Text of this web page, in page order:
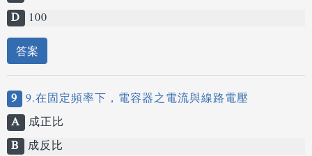
D
100
答案
9 9.在固定頻率下，電容器之電流與線路電壓
A 成正比
B 成反比